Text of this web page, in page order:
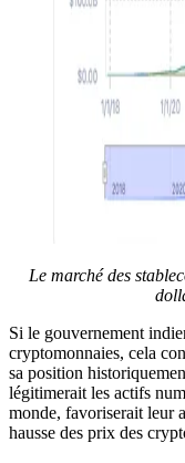
Le marché des
Si le gouvernement
cryptomonnaies, cela
sa position
légitimerait les actifs
monde, favoriserait leur
hausse des prix des